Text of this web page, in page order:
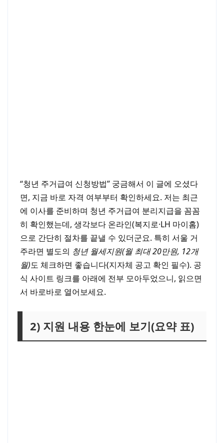
“청년 주거급여 신청방법” 궁금해서 이 글에 오셨다
면, 지금 바로 자격 여부부터 확인하세요. 저는 최근
에 이사를 준비하며 청년 주거급여 분리지급을 꼼꼼
히 확인했는데, 생각보다 온라인(복지로·LH 마이홈)
으로 간단히 절차를 끝낼 수 있더군요. 특히 서울 거
주라면 별도의 청년 월세지원(월 최대 20만원, 12개
월)도 체크하면 좋습니다(지자체 공고 확인 필수). 공
식 사이트 링크를 아래에 전부 모아두었으니, 읽으면
서 바로바로 열어보세요.
2) 지원 내용 한눈에 보기(요약 표)